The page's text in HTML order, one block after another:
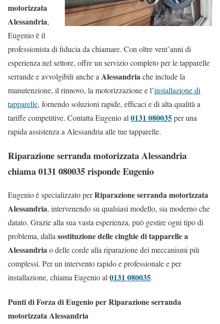
motorizzata
Alessandria,
Eugenio è il
professionista di fiducia da chiamare. Con oltre vent’anni di
esperienza nel settore, offre un servizio completo per le tapparelle
serrande e avvolgibili anche a Alessandriache include la
manutenzione, il rinnovo, la motorizzazione e l’installazione di
tapparelle, fornendo soluzioni rapide, efficaci e di alta qualità a
tariffe competitive. Contatta Eugenio al 0131 080035per una
rapida assistenza a Alessandria alle tue tapparelle.
Riparazione serranda motorizzata Alessandria
chiama 0131 080035 risponde Eugenio
Eugenio è specializzato perRiparazione serranda motorizzata
Alessandria, intervenendo su qualsiasi modello, sia moderno che
datato. Grazie alla sua vasta esperienza, può gestire ogni tipo di
problema, dallasostituzione delle cinghie di tapparelle a
Alessandriao delle corde alla riparazione dei meccanismi più
complessi. Per un intervento rapido e professionale e per
installazione, chiama Eugenio al0131 080035.
Punti di Forza di Eugenio per Riparazione serranda
motorizzata Alessandria